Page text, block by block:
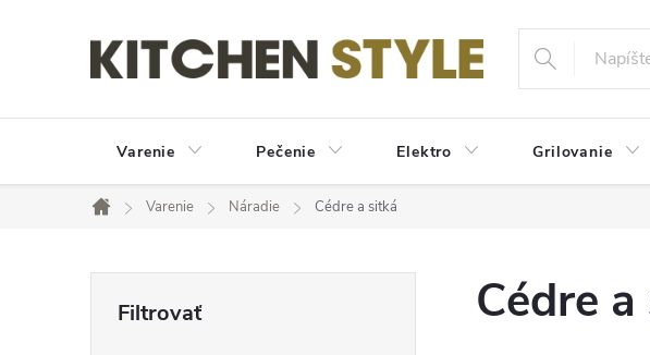
Varenie Pečenie Elektro Grilovanie
Domov
Varenie Náradie Cédre a sitká
Cédre